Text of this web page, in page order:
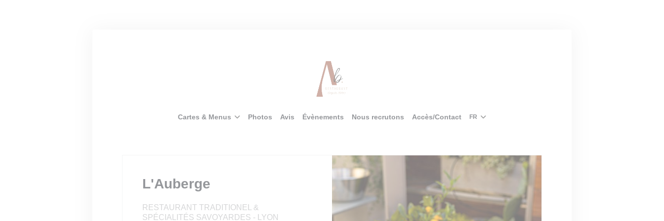
Cartes & Menus Photos Avis Évènements Nous recrutons Accès/Contact FR
L'Auberge
RESTAURANT TRADITIONEL &
SPÉCIALITÉS SAVOYARDES - LYON